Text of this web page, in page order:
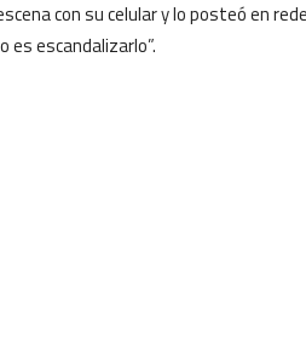
con su celular y lo posteó en
es escandalizarlo”.